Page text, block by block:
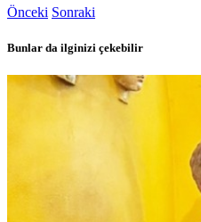
Önceki Sonraki
Bunlar da ilginizi çekebilir